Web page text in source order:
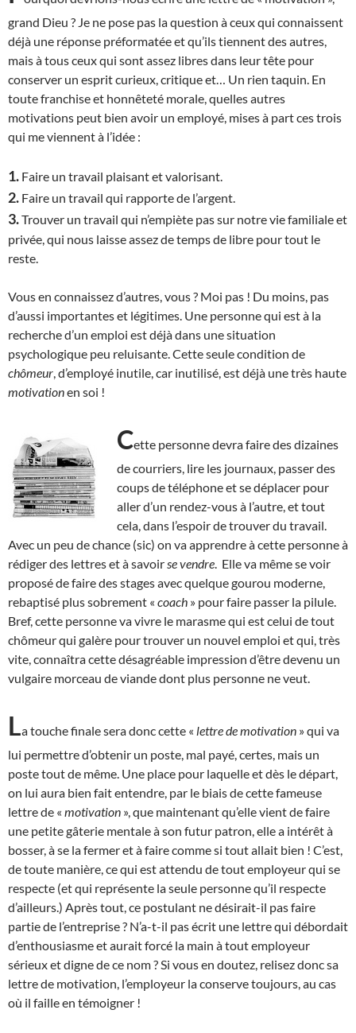
grand Dieu ? Je ne pose pas la question à ceux qui connaissent
déjà une réponse préformatée et qu’ils tiennent des autres,
mais à tous ceux qui sont assez libres dans leur tête pour
conserver un esprit curieux, critique et… Un rien taquin. En
toute franchise et honnêteté morale, quelles autres
motivations peut bien avoir un employé, mises à part ces trois
qui me viennent à l’idée :
1. Faire un travail plaisant et valorisant.
2. Faire un travail qui rapporte de l’argent.
3.Trouver un travail qui n’empiète pas sur notre vie familiale et
privée, qui nous laisse assez de temps de libre pour tout le
reste.
Vous en connaissez d’autres, vous ? Moi pas ! Du moins, pas
d’aussi importantes et légitimes. Une personne qui est à la
recherche d’un emploi est déjà dans une situation
psychologique peu reluisante. Cette seule condition de
chômeur , d’employé inutile, car inutilisé, est déjà une très haute
motivationen soi !
Cette personne devra faire des dizaines
de courriers, lire les journaux, passer des
coups de téléphone et se déplacer pour
aller d’un rendez-vous à l’autre, et tout
cela, dans l’espoir de trouver du travail.
Avec un peu de chance (sic) on va apprendre à cette personne à
rédiger des lettres et à savoir se vendre . Elle va même se voir
proposé de faire des stages avec quelque gourou moderne,
rebaptisé plus sobrement « coach » pour faire passer la pilule.
Bref, cette personne va vivre le marasme qui est celui de tout
chômeur qui galère pour trouver un nouvel emploi et qui, très
vite, connaîtra cette désagréable impression d’être devenu un
vulgaire morceau de viande dont plus personne ne veut.
La touche finale sera donc cette « lettre de motivation » qui va
lui permettre d’obtenir un poste, mal payé, certes, mais un
poste tout de même. Une place pour laquelle et dès le départ,
on lui aura bien fait entendre, par le biais de cette fameuse
lettre de « motivation », que maintenant qu’elle vient de faire
une petite gâterie mentale à son futur patron, elle a intérêt à
bosser, à se la fermer et à faire comme si tout allait bien ! C’est,
de toute manière, ce qui est attendu de tout employeur qui se
respecte (et qui représente la seule personne qu’il respecte
d’ailleurs.) Après tout, ce postulant ne désirait-il pas faire
partie de l’entreprise ? N’a-t-il pas écrit une lettre qui débordait
d’enthousiasme et aurait forcé la main à tout employeur
sérieux et digne de ce nom ? Si vous en doutez, relisez donc sa
lettre de motivation, l’employeur la conserve toujours, au cas
où il faille en témoigner !